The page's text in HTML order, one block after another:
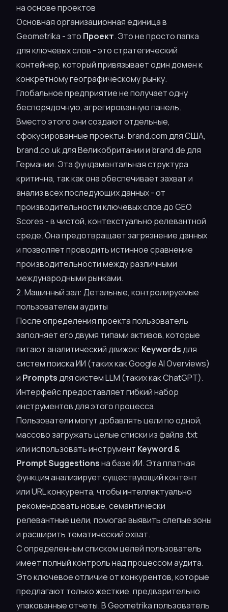
на основе проектов
Основная организационная единица в
Geometrika - это Проект. Это не просто папка
для ключевых слов - это стратегический
контейнер, который привязывает один домен к
конкретному географическому рынку.
Глобальное предприятие не получает одну
беспорядочную, агрегированную панель.
Вместо этого они создают отдельные,
сфокусированные проекты: brand.com для США,
brand.co.uk для Великобритании и brand.de для
Германии. Эта фундаментальная структура
критична, так как она обеспечивает захват и
анализ всех последующих данных - от
производительности ключевых слов до GEO
Scores - в чистой, контекстуально релевантной
среде. Она предотвращает загрязнение данных
и позволяет проводить истинное сравнение
производительности между различными
международными рынками.
2. Машинный зал: Детальные, контролируемые
пользователем аудиты
После определения проекта пользователь
заполняет его двумя типами активов, которые
питают аналитический движок: Keywordsдля
систем поиска ИИ (таких как Google AI Overviews)
и Promptsдля систем LLM (таких как ChatGPT).
Интерфейс предоставляет гибкий набор
инструментов для этого процесса.
Пользователи могут добавлять цели по одной,
массово загружать целые списки из файла .txt
или использовать инструмент Keyword &
Prompt Suggestionsна базе ИИ. Эта платная
функция анализирует существующий контент
или URL конкурента, чтобы интеллектуально
рекомендовать новые, семантически
релевантные цели, помогая выявить слепые зоны
и расширить тематический охват.
С определенным списком целей пользователь
имеет полный контроль над процессом аудита.
Это ключевое отличие от конкурентов, которые
предлагают только жесткие, предварительно
упакованные отчеты. В Geometrika пользователь